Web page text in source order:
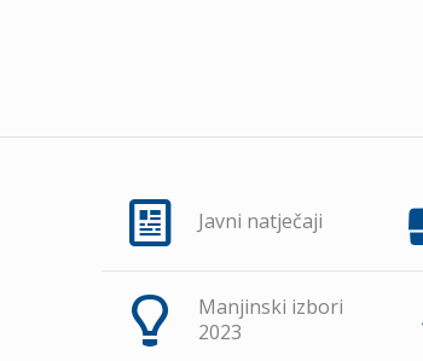
Javni natječaji
Manjinski izbori
2023